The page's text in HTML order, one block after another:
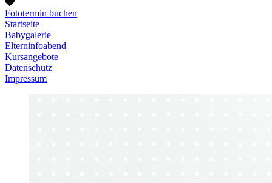
Fototermin buchen
Startseite
Babygalerie
Elterninfoabend
Kursangebote
Datenschutz
Impressum